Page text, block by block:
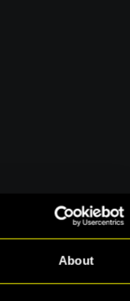
About